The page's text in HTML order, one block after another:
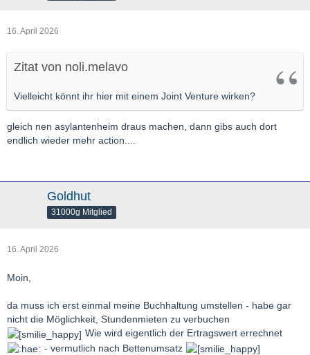
16. April 2026
Zitat von noli.melavo
Vielleicht könnt ihr hier mit einem Joint Venture wirken?
gleich nen asylantenheim draus machen, dann gibs auch dort
endlich wieder mehr action....
Goldhut
31000g Mitglied
16. April 2026
Moin,
da muss ich erst einmal meine Buchhaltung umstellen - habe gar
nicht die Möglichkeit, Stundenmieten zu verbuchen
Wie wird eigentlich der Ertragswert errechnet
- vermutlich nach Bettenumsatz